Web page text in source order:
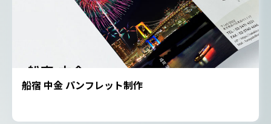
船宿 中金 パンフレット制作